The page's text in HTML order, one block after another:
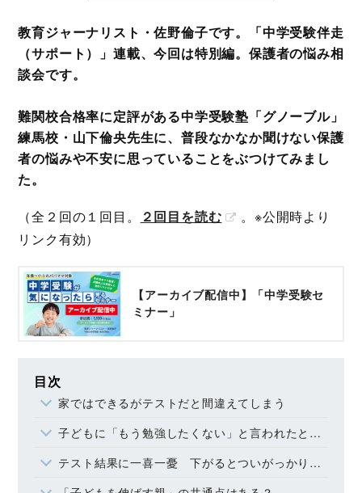
教育ジャーナリスト・佐野倫子です。「中学受験伴走
（サポート）」連載、今回は特別編。保護者の悩み相
談会です。
難関校合格率に定評がある中学受験塾「グノーブル」
練馬校・山下倫央先生に、普段なかなか聞けない保護
者の悩みや不安に思っていることをぶつけてみまし
た。
（全２回の１回目。
２回目を読む
。※公開時より
リンク有効）
【アーカイブ配信中】「中学受験セ
ミナー」
目次
家ではできるがテストだと間違えてしまう
子どもに「もう勉強したくない」と言われたときの対応は？
テスト結果に一喜一憂 下がるとついがっかりしてしまう